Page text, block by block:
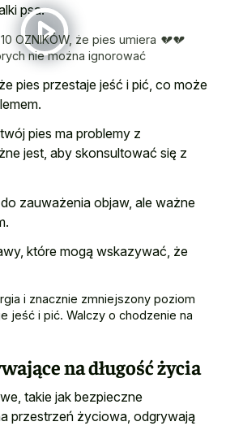
psa.
10 OZNIKÓW, że pies umiera 💔💔
nie można ignorować
pies przestaje jeść i pić, co może
pies ma problemy z
jest, aby skonsultować się z
zauważenia objaw, ale ważne
które mogą wskazywać, że
i znacznie zmniejszony poziom
jeść i pić. Walczy o chodzenie na
na długość życia
takie jak bezpieczne
przestrzeń życiowa, odgrywają